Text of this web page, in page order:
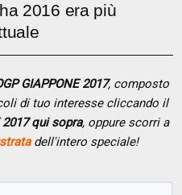
2016 era più
GIAPPONE 2017, composto
di tuo interesse cliccando il
2017 qui sopra, oppure scorri a
dell'intero speciale!